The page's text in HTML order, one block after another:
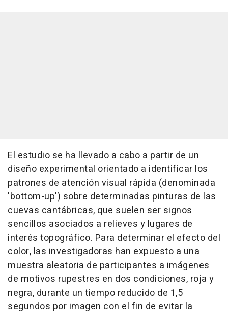
El estudio se ha llevado a cabo a partir de un
diseño experimental orientado a identificar los
patrones de atención visual rápida (denominada
'bottom-up') sobre determinadas pinturas de las
cuevas cantábricas, que suelen ser signos
sencillos asociados a relieves y lugares de
interés topográfico. Para determinar el efecto del
color, las investigadoras han expuesto a una
muestra aleatoria de participantes a imágenes
de motivos rupestres en dos condiciones, roja y
negra, durante un tiempo reducido de 1,5
segundos por imagen con el fin de evitar la